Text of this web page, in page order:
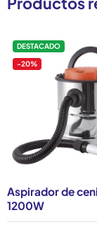
Aspirador de
1200W
DESTACADO
-20%